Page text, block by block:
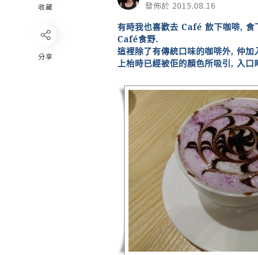
收藏
分享
發佈於 2015.08.16
有時我也喜歡去 Café 飲下咖啡, 食
Café食野.
這裡除了有傳統口味的咖啡外, 仲加
上枱時已經被佢的顏色所吸引, 入口